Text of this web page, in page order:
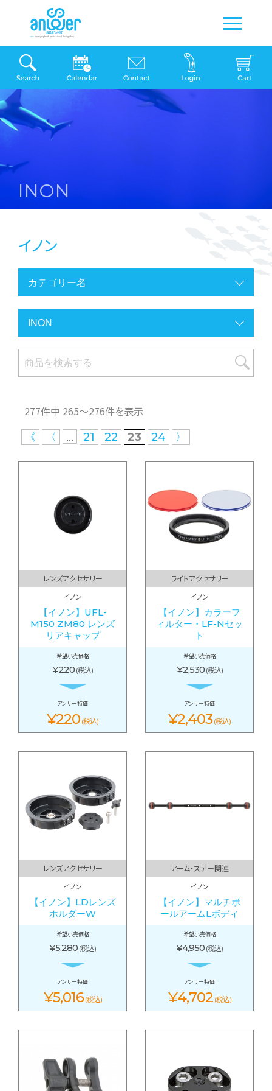
INON
イノン
277件中 265〜276件を表示
《 〈 ... 21 22 23 24 〉
レンズアクセサリー
イノン
【イノン】UFL-
M150 ZM80 レンズ
リアキャップ
希望小売価格
¥220 (税込)
アンサー特価
¥220 (税込)
ライトアクセサリー
イノン
【イノン】カラーフ
ィルター・LF-Nセッ
ト
希望小売価格
¥2,530 (税込)
アンサー特価
¥2,403 (税込)
レンズアクセサリー
イノン
【イノン】LDレンズ
ホルダーW
希望小売価格
¥5,280 (税込)
アンサー特価
¥5,016 (税込)
アーム・ステー関連
イノン
【イノン】マルチボ
ールアームLボディ
希望小売価格
¥4,950 (税込)
アンサー特価
¥4,702 (税込)